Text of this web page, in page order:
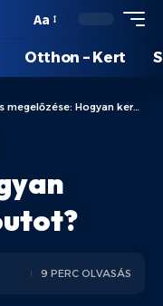
Aa
Otthon – Kert
Hogyan kerüld el a burnoutot?
9 PERC OLVASÁS